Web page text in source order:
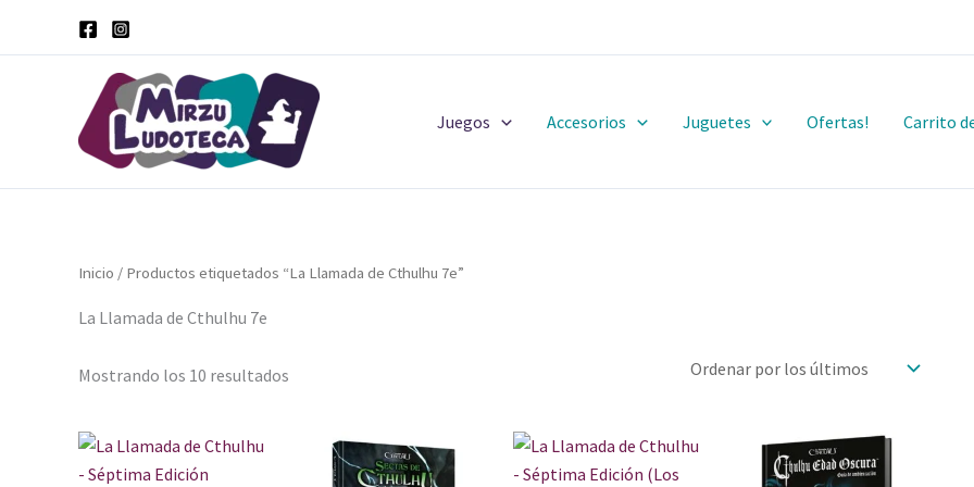
Juegos Accesorios Juguetes Ofertas! Carrito
Inicio / Productos etiquetados “La Llamada de Cthulhu 7e”
La Llamada de Cthulhu 7e
Mostrando los 10 resultados
últimos